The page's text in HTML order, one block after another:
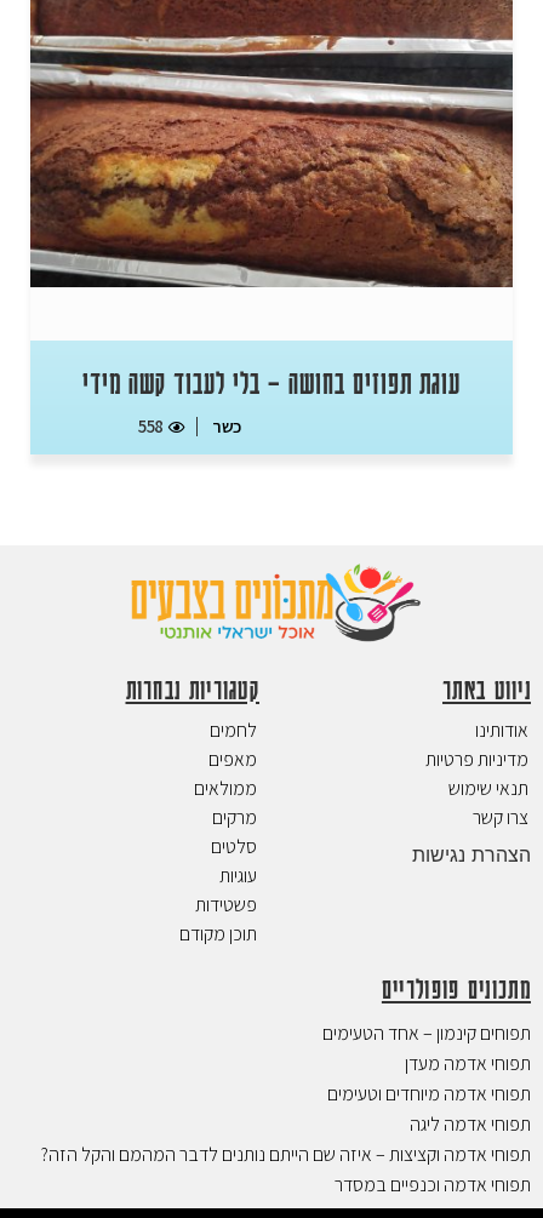
עוגת תפוזים בחושה – בלי לעבוד קשה מידי
כשר 558
ניווט באתר
אודותינו
מדיניות פרטיות
תנאי שימוש
צרו קשר
הצהרת נגישות
קטגוריות נבחרות
לחמים
מאפים
ממולאים
מרקים
סלטים
עוגיות
פשטידות
תוכן מקודם
מתכונים פופולריים
תפוחים קינמון – אחד הטעימים
תפוחי אדמה מעדן
תפוחי אדמה מיוחדים וטעימים
תפוחי אדמה ליגה
תפוחי אדמה וקציצות – איזה שם הייתם נותנים לדבר המהמם והקל הזה?
תפוחי אדמה וכנפיים במסדר